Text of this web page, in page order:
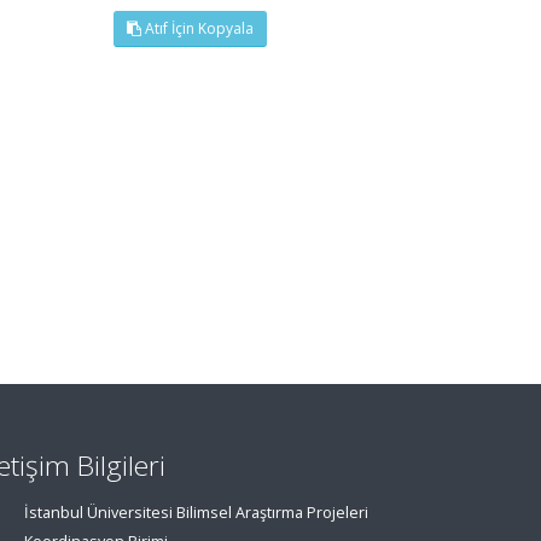
Atıf İçin Kopyala
Bilgileri
İstanbul Üniversitesi Bilimsel Araştırma Projeleri